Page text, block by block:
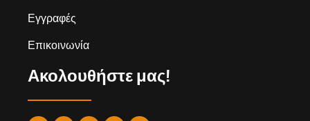
Εγγραφές
Επικοινωνία
Ακολουθήστε μας!